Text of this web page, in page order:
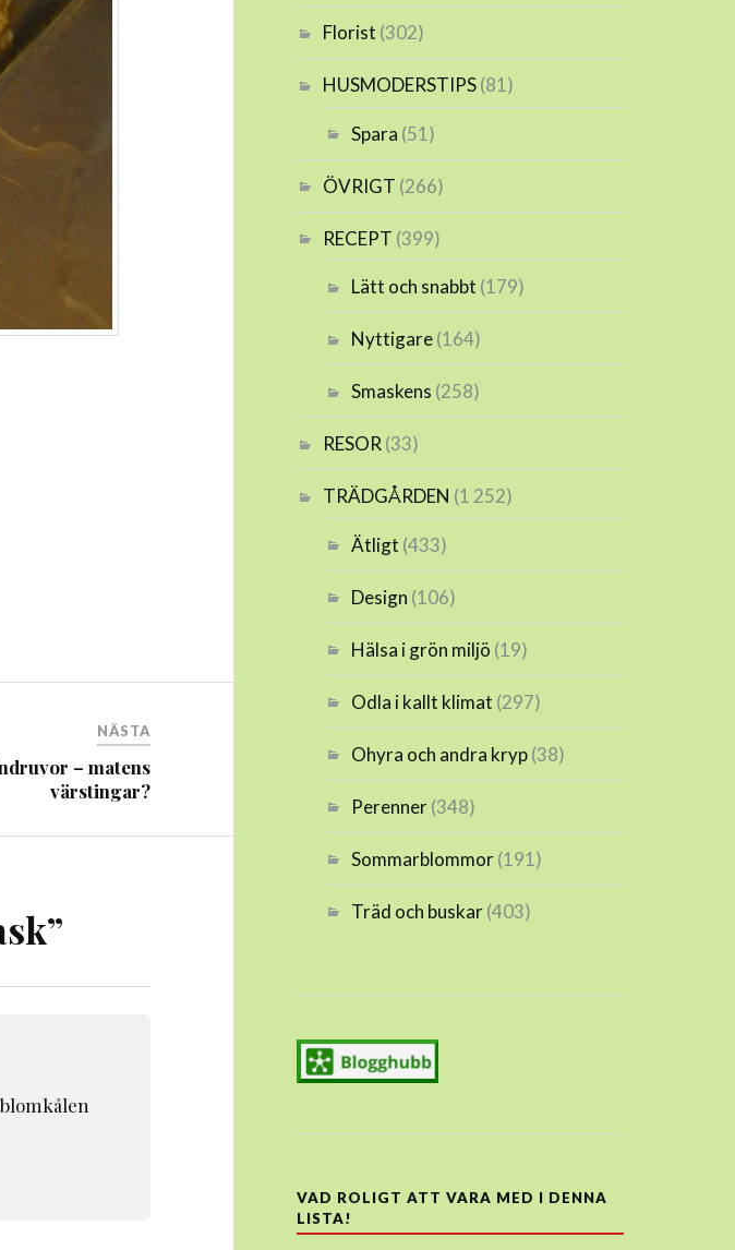
NÄSTA
– matens
värstingar?
”
Florist (302)
HUSMODERSTIPS(81)
Spara (51)
ÖVRIGT (266)
RECEPT (399)
Lätt och snabbt (179)
Nyttigare(164)
Smaskens (258)
RESOR (33)
TRÄDGÅRDEN (1 252)
Ätligt (433)
Design (106)
Hälsa i grön miljö (19)
Odla i kallt klimat (297)
Ohyra och andra kryp(38)
Perenner(348)
Sommarblommor(191)
Träd och buskar(403)
VAD ROLIGT ATT VARA MED I DENNA
LISTA!